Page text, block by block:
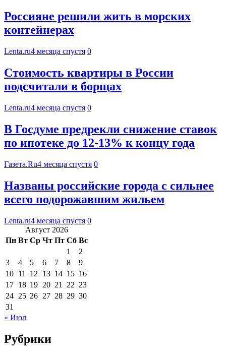
Россияне решили жить в морских
контейнерах
Lenta.ru4 месяца спустя 0
Стоимость квартиры в России
подсчитали в борщах
Lenta.ru4 месяца спустя 0
В Госдуме предрекли снижение ставок
по ипотеке до 12-13% к концу года
Газета.Ru4 месяца спустя 0
Названы российские города с сильнее
всего подорожавшим жильем
Lenta.ru4 месяца спустя 0
Август 2026
Пн Вт Ср Чт Пт Сб Вс
1
2
3
4 5 6 7 8
9
10 11 12 13 14 15 16
17 18 19 20 21 22 23
24 25 26 27 28 29 30
31
« Июл
Рубрики